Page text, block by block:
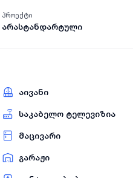
პროექტი
არასტანდარტული
აივანი
საკაბელო ტელევიზია
მაცივარი
გარაჟი